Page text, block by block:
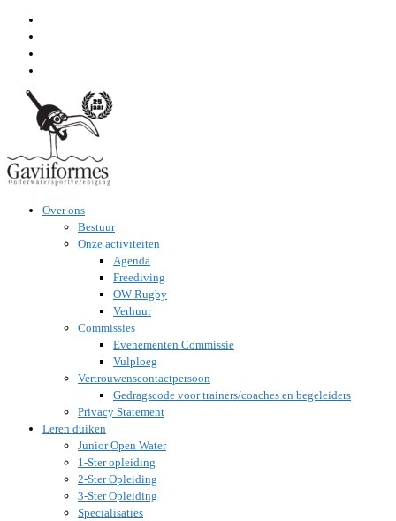
inhoud
Over ons
Bestuur
Onze activiteiten
Agenda
Freediving
OW-Rugby
Verhuur
Commissies
Evenementen Commissie
Vulploeg
Vertrouwenscontactpersoon
Gedragscode voor trainers/coaches en begeleiders
Privacy Statement
Leren duiken
Junior Open Water
1-Ster opleiding
2-Ster Opleiding
3-Ster Opleiding
Specialisaties